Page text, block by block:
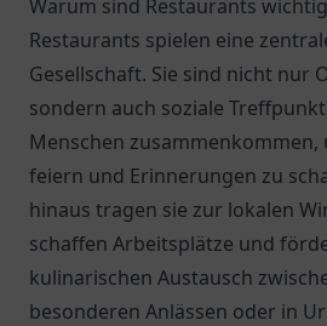
Warum sind Restaurants
Restaurants spielen eine
Gesellschaft. Sie sind nicht nur
sondern auch soziale
Menschen zusammenkommen,
feiern und Erinnerungen zu
hinaus tragen sie zur lokalen
schaffen Arbeitsplätze und
kulinarischen Austausch
besonderen Anlässen oder in